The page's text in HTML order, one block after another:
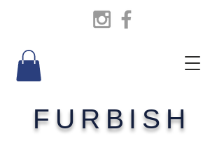
FURBISH